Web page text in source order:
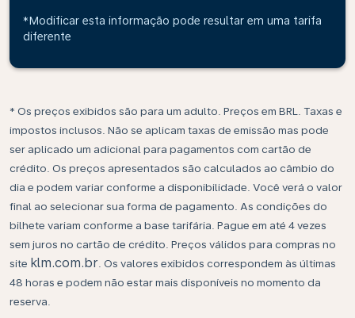
*Modificar esta informação pode resultar em uma tarifa
diferente
* Os preços exibidos são para um adulto. Preços em BRL. Taxas e
impostos inclusos. Não se aplicam taxas de emissão mas pode
ser aplicado um adicional para pagamentos com cartão de
crédito. Os preços apresentados são calculados ao câmbio do
dia e podem variar conforme a disponibilidade. Você verá o valor
final ao selecionar sua forma de pagamento. As condições do
bilhete variam conforme a base tarifária. Pague em até 4 vezes
sem juros no cartão de crédito. Preços válidos para compras no
site klm.com.br . Os valores exibidos correspondem às últimas
48 horas e podem não estar mais disponíveis no momento da
reserva.